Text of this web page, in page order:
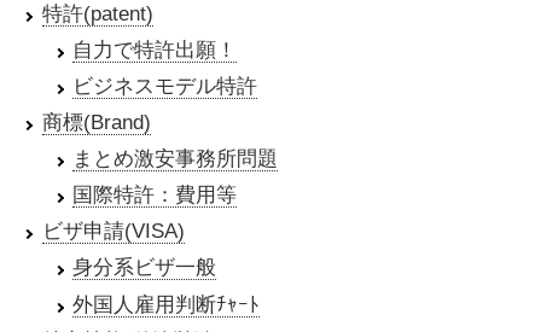
特許(patent)
自力で特許出願！
ビジネスモデル特許
商標(Brand)
まとめ激安事務所問題
国際特許：費用等
ビザ申請(VISA)
身分系ビザ一般
外国人雇用判断ﾁｬｰﾄ